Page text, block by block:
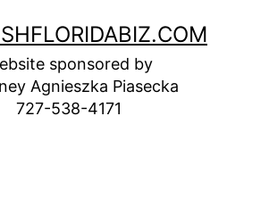
sponsored by
Agnieszka Piasecka
727-538-4171